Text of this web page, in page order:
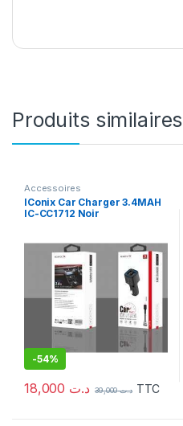
Produits similaires
Accessoires
IConix Car Charger 3.4MAH
IC-CC1712 Noir
-54%
د.ت د.ت39,000 TTC